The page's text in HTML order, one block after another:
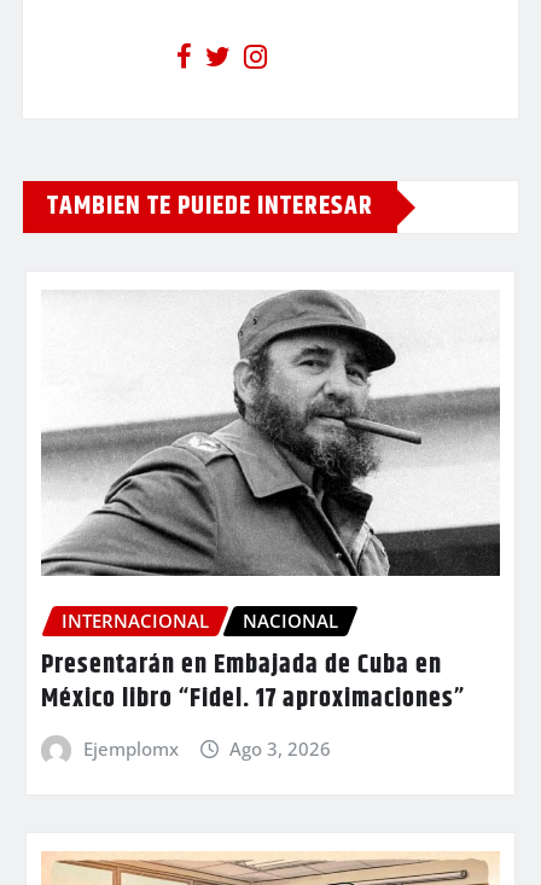
TAMBIEN TE PUIEDE INTERESAR
INTERNACIONAL NACIONAL
Presentarán en Embajada de Cuba en
México libro “Fidel. 17 aproximaciones”
Ejemplomx Ago 3, 2026